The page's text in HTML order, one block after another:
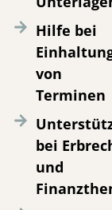
Hilfe bei
von
Terminen
bei
und